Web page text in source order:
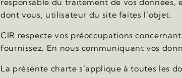
responsable du traitement de vos
dont vous, utilisateur du site faites l’objet.
CIR respecte vos préoccupations
fournissez. En nous communiquant vos
La présente charte s’applique à toutes les